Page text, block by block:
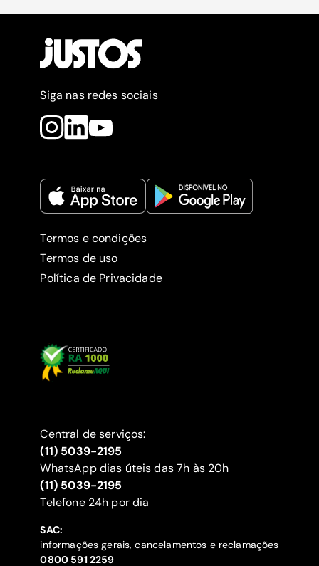
Siga nas redes sociais
Termos e condições
Termos de uso
Política de Privacidade
Central de serviços:
(11) 5039-2195
WhatsApp dias úteis das 7h às 20h
(11) 5039-2195
‍Telefone 24h por dia
SAC:
informações gerais, cancelamentos e reclamações
‍0800 591 2259